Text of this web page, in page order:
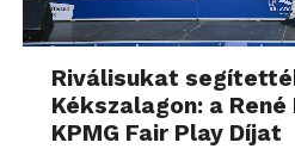
Riválisukat
Kékszalagon: a
KPMG Fair Play Díjat